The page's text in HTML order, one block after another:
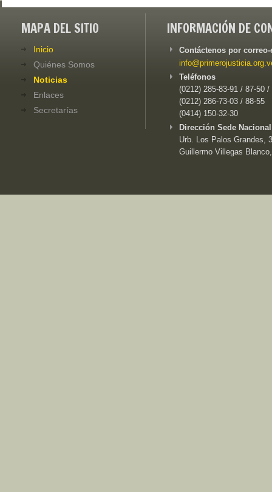
MAPA DEL SITIO
Inicio
Quiénes Somos
Noticias
Enlaces
Secretarías
INFORMACIÓN DE
Contáctenos por
Teléfonos
(0212) 285-83-91 / 87-50 /
(0212) 286-73-03 / 88-55
(0414) 150-32-30
Dirección Sede
Urb. Los Palos Grandes,
Guillermo Villegas